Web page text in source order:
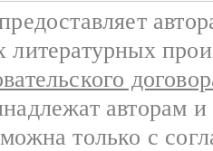
литературных
авторам
только с